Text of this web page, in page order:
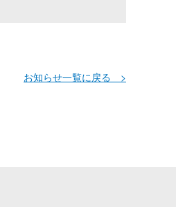
お知らせ一覧に戻る >